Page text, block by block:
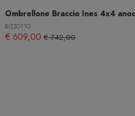
Ombrellone Braccio Ines 4x4
BIZZOTTO
€ 609,00 € 742,00